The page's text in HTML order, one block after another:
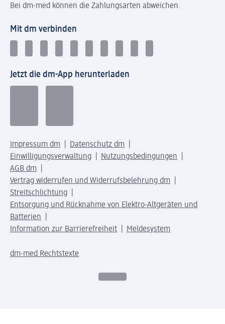
Bei dm-med können die Zahlungsarten abweichen.
Mit dm verbinden
Jetzt die dm-App herunterladen
Impressum dm
Datenschutz dm
Einwilligungsverwaltung
Nutzungsbedingungen
AGB dm
Vertrag widerrufen und Widerrufsbelehrung dm
Streitschlichtung
Entsorgung und Rücknahme von Elektro-Altgeräten und
Batterien
Information zur Barrierefreiheit
Meldesystem
dm-med Rechtstexte